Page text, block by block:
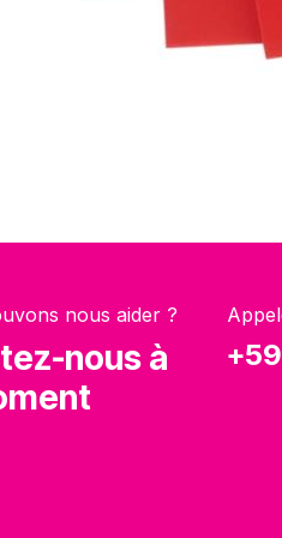
nous aider ?
nous à